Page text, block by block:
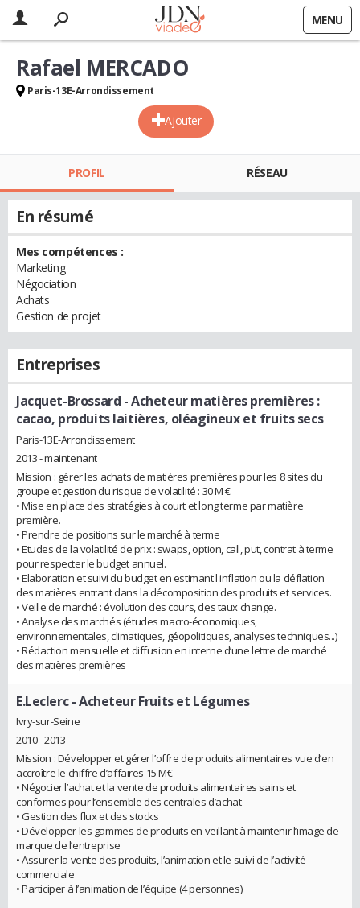
MENU
Ajouter
Rafael MERCADO
Paris-13E-Arrondissement
PROFIL RÉSEAU
En résumé
Mes compétences :
Marketing
Négociation
Achats
Gestion de projet
Entreprises
Jacquet-Brossard - Acheteur matières premières :
cacao, produits laitières, oléagineux et fruits secs
Paris-13E-Arrondissement
2013 - maintenant
Mission : gérer les achats de matières premières pour les 8 sites du
groupe et gestion du risque de volatilité : 30 M €
• Mise en place des stratégies à court et long terme par matière
première.
• Prendre de positions sur le marché à terme
• Etudes de la volatilité de prix : swaps, option, call, put, contrat à terme
pour respecter le budget annuel.
• Elaboration et suivi du budget en estimant l'inflation ou la déflation
des matières entrant dans la décomposition des produits et services.
• Veille de marché : évolution des cours, des taux change.
• Analyse des marchés (études macro-économiques,
environnementales, climatiques, géopolitiques, analyses techniques...)
• Rédaction mensuelle et diffusion en interne d’une lettre de marché
des matières premières
E.Leclerc- Acheteur Fruits et Légumes
Ivry-sur-Seine
2010 - 2013
Mission : Développer et gérer l’offre de produits alimentaires vue d’en
accroître le chiffre d’affaires 15 M€
• Négocier l’achat et la vente de produits alimentaires sains et
conformes pour l’ensemble des centrales d’achat
• Gestion des flux et des stocks
• Développer les gammes de produits en veillant à maintenir l’image de
marque de l’entreprise
• Assurer la vente des produits, l’animation et le suivi de l’activité
commerciale
• Participer à l’animation de l’équipe (4 personnes)